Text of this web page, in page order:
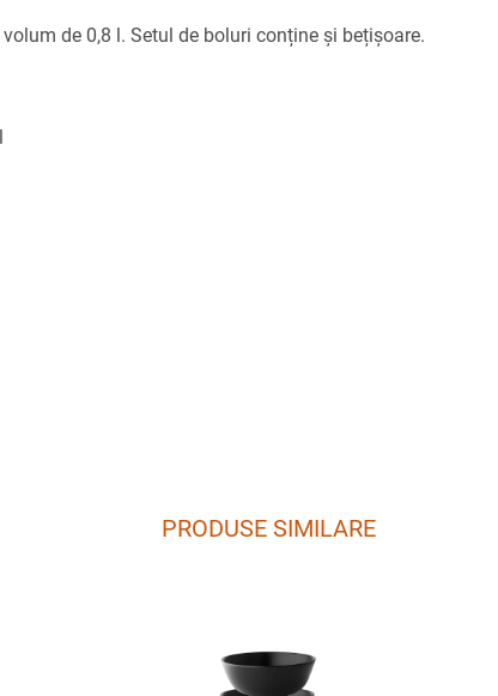
de 0,8 l. Setul de boluri conține și bețișoare.
PRODUSE SIMILARE